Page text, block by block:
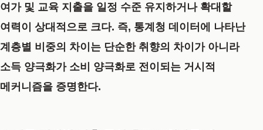
여가 및 교육 지출을 일정 수준 유지하거나 확대할
여력이 상대적으로 크다. 즉, 통계청 데이터에 나타난
계층별 비중의 차이는 단순한 취향의 차이가 아니라
소득 양극화가 소비 양극화로 전이되는 거시적
메커니즘을 증명한다.